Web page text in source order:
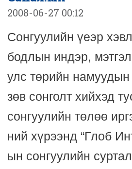
2008-06-27 00:12
Сонгуулийн үеэр
бодлын индэр,
улс төрийн намуудын
зөв сонголт хийхэд
сонгуулийн төлөө
ний хүрээнд “Глоб
ын сонгуулийн